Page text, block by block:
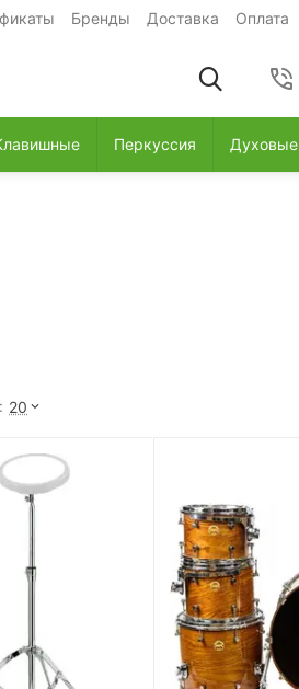
Бренды Доставка Оплата
Перкуссия Духовые
20